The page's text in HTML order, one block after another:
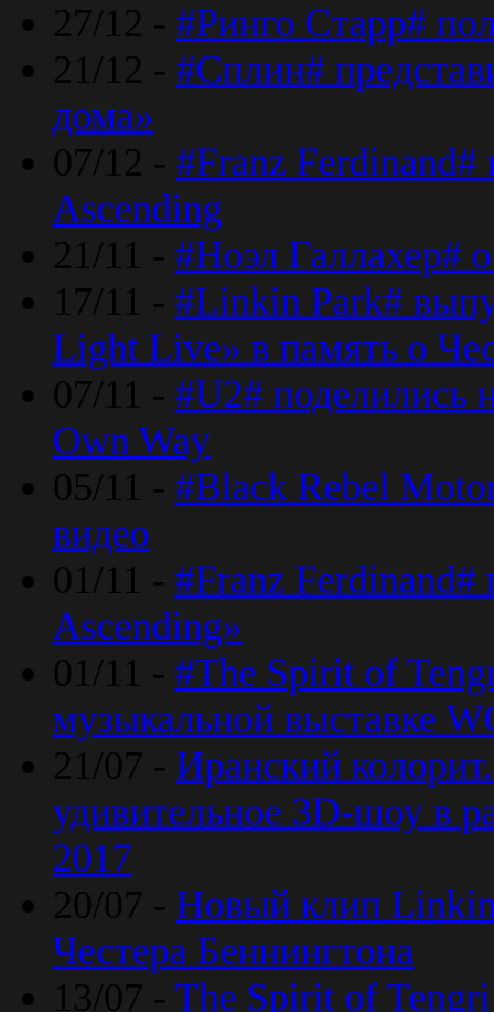
27/12 - #Ринго Старр#
21/12 - #Сплин#
дома»
07/12 - #Franz
Ascending
21/11 - #Ноэл Галлахер#
17/11 - #Linkin Park#
Light Live» в память о
07/11 - #U2#
Own Way
05/11 - #Black Rebel
видео
01/11 - #Franz Ferdinand#
Ascending»
01/11 - #The Spirit of
музыкальной выставке
21/07 - Иранский
удивительное 3D-шоу в
2017
20/07 - Новый клип Linkin
Честера Беннингтона
13/07 - The Spirit of Tengri